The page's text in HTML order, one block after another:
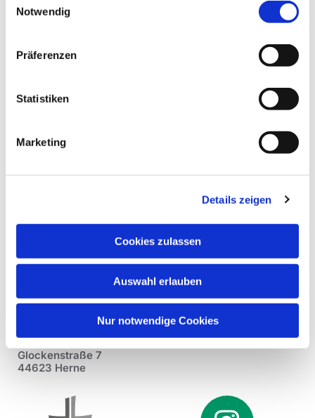
Notwendig
Präferenzen
Statistiken
Marketing
Details zeigen
Cookies zulassen
Auswahl erlauben
Nur notwendige Cookies
Pfarrei St. Dionysius Herne
Glockenstraße 7
44623 Herne